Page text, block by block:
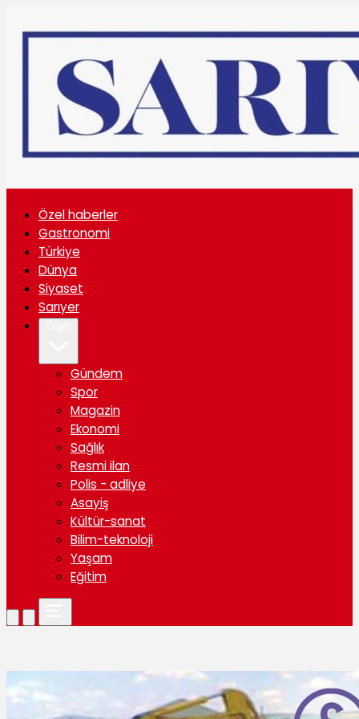
Özel haberler
Gastronomi
Türkiye
Dünya
Siyaset
Sarıyer
Gündem
Spor
Magazin
Ekonomi
Sağlık
Resmi ilan
Polis - adliye
Asayiş
Kültür-sanat
Bilim-teknoloji
Yaşam
Eğitim